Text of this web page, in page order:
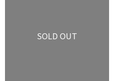
SOLD OUT